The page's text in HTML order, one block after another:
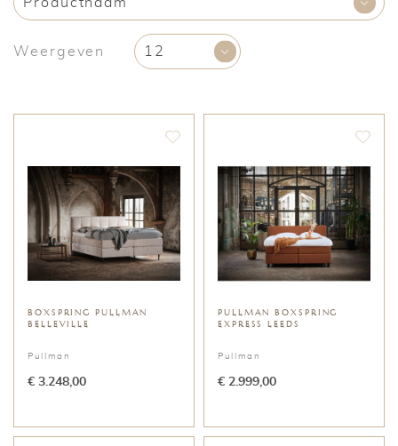
Weergeven
BOXSPRING PULLMAN
BELLEVILLE
Pullman
€ 3.248,00
PULLMAN BOXSPRING
EXPRESS LEEDS
Pullman
€ 2.999,00